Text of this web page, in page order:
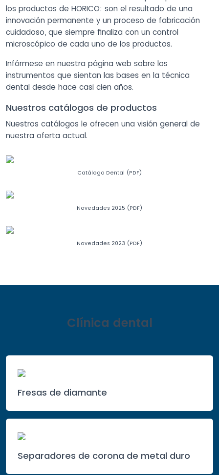
los productos de HORICO: son el resultado de una
innovación permanente y un proceso de fabricación
cuidadoso, que siempre finaliza con un control
microscópico de cada uno de los productos.
Infórmese en nuestra página web sobre los
instrumentos que sientan las bases en la técnica
dental desde hace casi cien años.
Nuestros catálogos de productos
Nuestros catálogos le ofrecen una visión general de
nuestra oferta actual.
Catálogo Dental (PDF)
Novedades 2025 (PDF)
Novedades 2023 (PDF)
Clínica dental
Fresas de diamante
Separadores de corona de metal duro